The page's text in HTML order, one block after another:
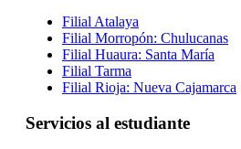
Filial Atalaya
Filial Morropón: Chulucanas
Filial Huaura: Santa María
Filial Tarma
Filial Rioja: Nueva Cajamarca
Servicios al estudiante